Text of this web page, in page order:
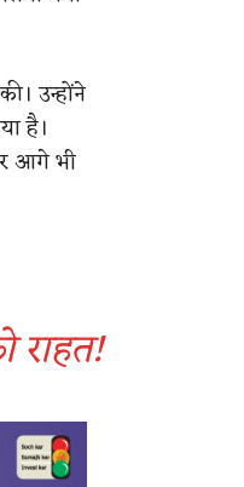
उन्होंने
है।
आगे भी
राहत!